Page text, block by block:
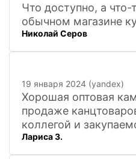
Что доступно, а
обычном магазине
Николай Серов
19 января 2024 (yandex)
Хорошая оптовая
продаже
коллегой и
офиса. Удобно. Есть
нужно, и по
Лариса З.